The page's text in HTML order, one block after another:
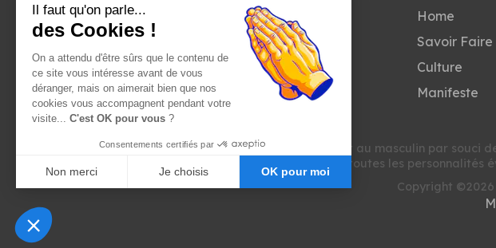
Il faut qu'on parle...
des Cookies !
On a attendu d'être sûrs que le contenu de
ce site vous intéresse avant de vous
déranger, mais on aimerait bien que nos
cookies vous accompagnent pendant votre
visite... C'est OK pour vous ?
Consentements certifiés par
Non merci Je choisis OK pour moi
Plateforme de Gestion du Consentement : Personnalisez vos Options
Notre plateforme vous permet d'adapter et de gérer vos
Home
Savoir Faire
Culture
Manifeste
Ce site a été rédigé entièrement au masculin par souci
ouverte à toutes les personnalités
Copyright